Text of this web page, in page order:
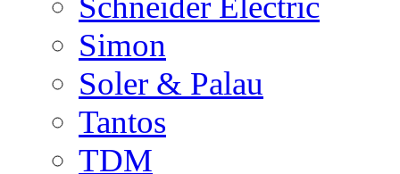
Simon
Soler & Palau
Tantos
TDM